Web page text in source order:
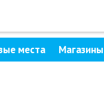
места Магазины